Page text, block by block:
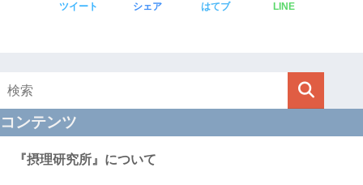
ツイート シェア はてブ LINE
コンテンツ
『摂理研究所』について